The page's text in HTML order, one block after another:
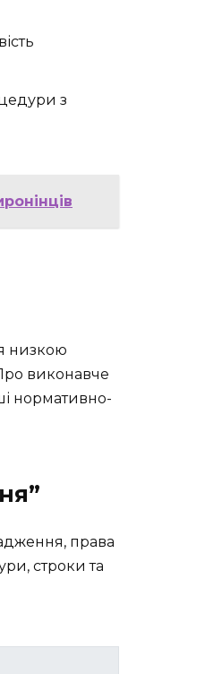
з
низкою
виконавче
нормативно-
права
строки та